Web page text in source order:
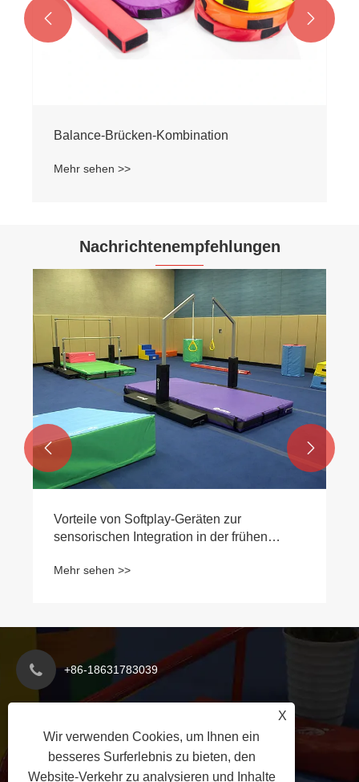
Balance-Brücken-Kombination
Mehr sehen >>
 
Nachrichtenempfehlungen
Vorteile von Softplay-Geräten zur
sensorischen Integration in der frühen
Mehr sehen >>
 
+86-18631783039
Wirtschaftsentwicklungszone des Kreises
X
Wir verwenden Cookies, um Ihnen ein
besseres Surferlebnis zu bieten, den
Website-Verkehr zu analysieren und Inhalte